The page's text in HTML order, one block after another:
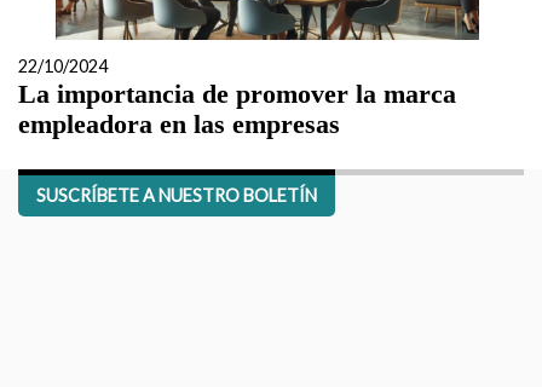
22/10/2024
La importancia de promover la marca
empleadora en las empresas
SUSCRÍBETE A NUESTRO BOLETÍN